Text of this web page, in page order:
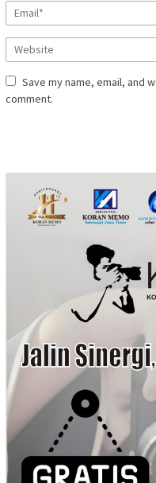
Save my name, email, and
comment.